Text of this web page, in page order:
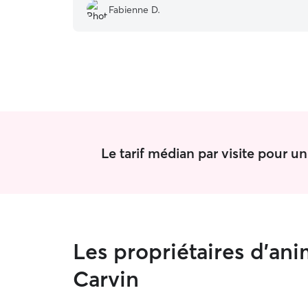
Zoé
Fabienne D.
Le tarif médian par visite pour
Les propriétaires
Carvin